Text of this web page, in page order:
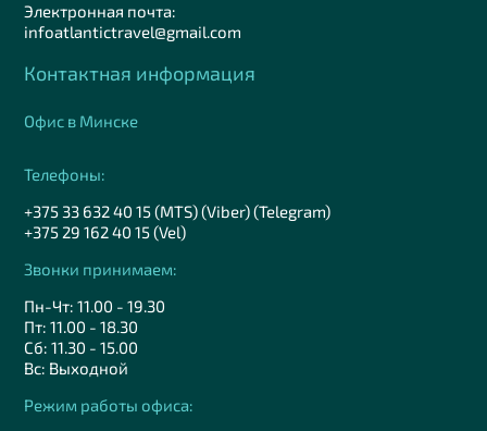
Электронная почта:
infoatlantictravel@gmail.com
Контактная информация
Офис в Минске
Телефоны:
+375 33 632 40 15 (MTS) (Viber) (Telegram)
+375 29 162 40 15 (Vel)
Звонки принимаем:
Пн-Чт: 11.00 - 19.30
Пт: 11.00 - 18.30
Сб: 11.30 - 15.00
Вс: Выходной
Режим работы офиса: